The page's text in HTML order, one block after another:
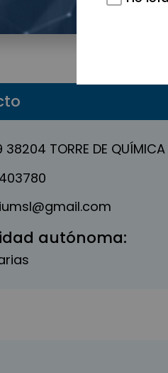
38204 TORRE DE QUÍMICA
autónoma: